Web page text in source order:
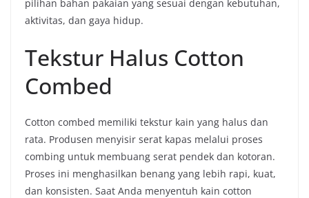
pilihan bahan pakaian yang sesuai dengan kebutuhan,
aktivitas, dan gaya hidup.
Tekstur Halus Cotton
Combed
Cotton combed memiliki tekstur kain yang halus dan
rata. Produsen menyisir serat kapas melalui proses
combing untuk membuang serat pendek dan kotoran.
Proses ini menghasilkan benang yang lebih rapi, kuat,
dan konsisten. Saat Anda menyentuh kain cotton